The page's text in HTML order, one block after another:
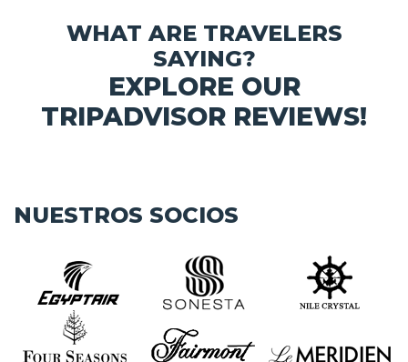
WHAT ARE TRAVELERS
SAYING?
EXPLORE OUR
TRIPADVISOR REVIEWS!
NUESTROS SOCIOS